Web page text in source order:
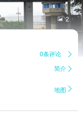
 2
0条评论 
简介 
地图 